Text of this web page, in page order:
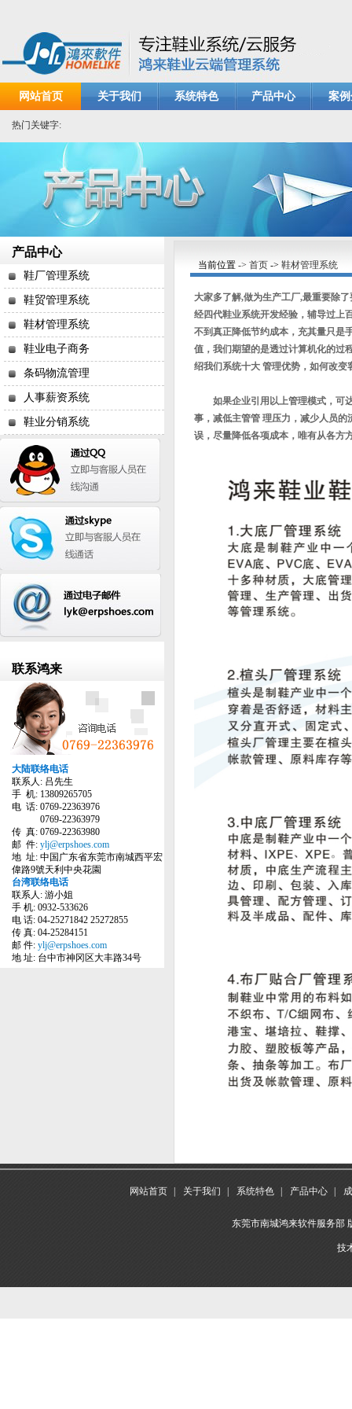
网站首页 关于我们 系统特色 产品中心 案
热门关键字:
产品中心
鞋厂管理系统
鞋贸管理系统
鞋材管理系统
鞋业电子商务
条码物流管理
人事薪资系统
鞋业分销系统
联系鸿来
大陆联络电话
联系人: 吕先生
手 机: 13809265705
电 话: 0769-22363976
0769-22363979
传 真: 0769-22363980
邮 件: ylj@erpshoes.com
地 址: 中国广东省东莞市南城西平宏
偉路9號天利中央花園
台湾联络电话
联系人: 游小姐
手 机: 0932-533626
电 话: 04-25271842 25272855
传 真: 04-25284151
邮 件: ylj@erpshoes.com
地 址: 台中市神冈区大丰路34号
当前位置 -> 首页 -> 鞋材管理系统
大家多了解,做为生产工厂,最重要除
经四代鞋业系统开发经验，辅导过上
不到真正降低节约成本，充其量只是
值，我们期望的是透过计算机化的过
绍我们系统十大 管理优势，如何改
如果企业引用以上管理模式，可达
事，减低主管管 理压力，减少人员
误，尽量降低各项成本，唯有从各方
网站首页 关于我们 系统特色 产品中心
东莞市南城鸿来软件服务部
技